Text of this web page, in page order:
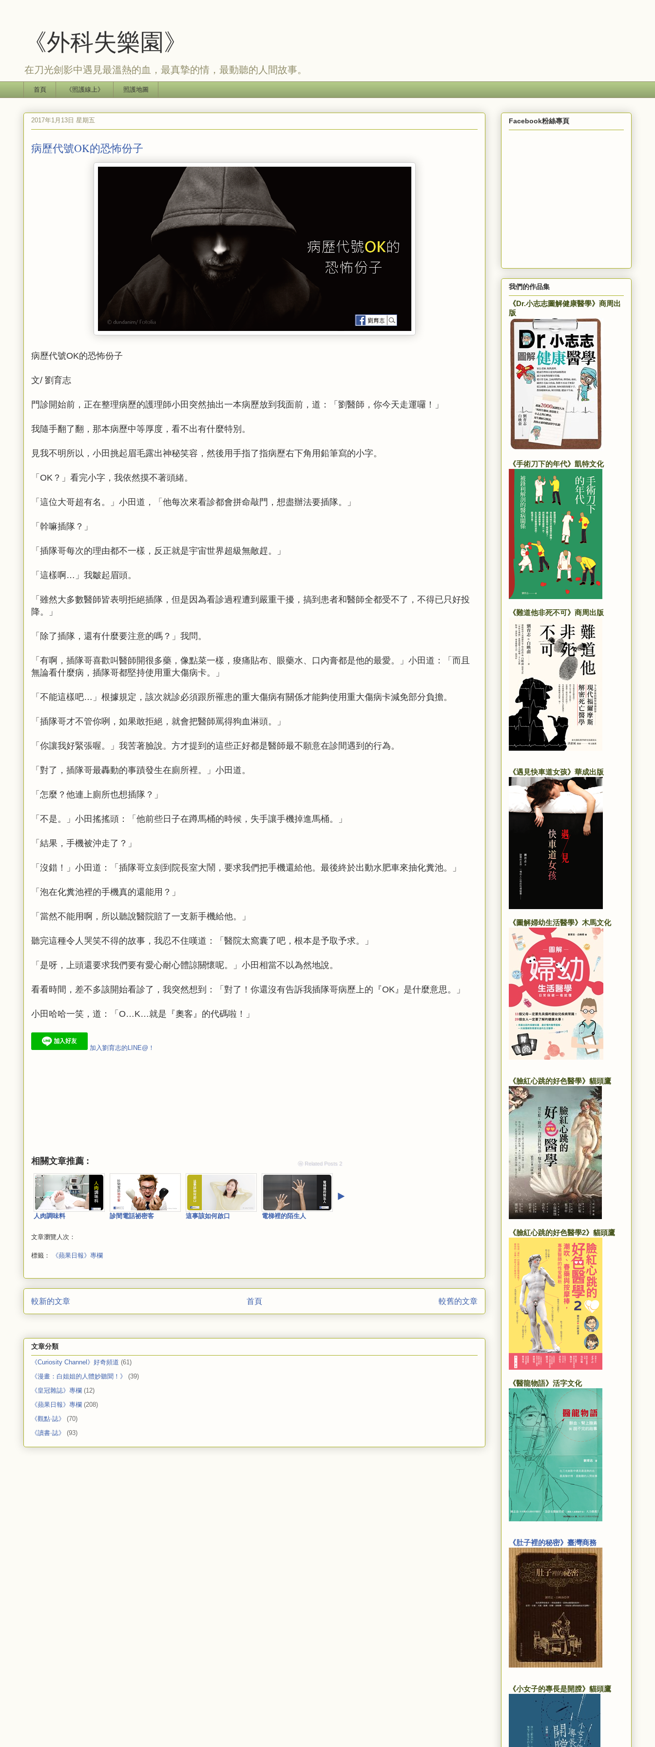
《外科失樂園》
在刀光劍影中遇見最溫熱的血，最真摯的情，最動聽的人間故事。
首頁 《照護線上》 照護地圖
2017年1月13日 星期五
病歷代號OK的恐怖份子
病歷代號OK的恐怖份子
文/ 劉育志
門診開始前，正在整理病歷的護理師小田突然抽出一本病歷放到我面前，道：「劉醫師，你今天走運囉！」
我隨手翻了翻，那本病歷中等厚度，看不出有什麼特別。
見我不明所以，小田挑起眉毛露出神秘笑容，然後用手指了指病歷右下角用鉛筆寫的小字。
「OK？」看完小字，我依然摸不著頭緒。
「這位大哥超有名。」小田道，「他每次來看診都會拼命敲門，想盡辦法要插隊。」
「幹嘛插隊？」
「插隊哥每次的理由都不一樣，反正就是宇宙世界超級無敵趕。」
「這樣啊…」我皺起眉頭。
「雖然大多數醫師皆表明拒絕插隊，但是因為看診過程遭到嚴重干擾，搞到患者和醫師全都受不了，不得已只好投
降。」
「除了插隊，還有什麼要注意的嗎？」我問。
「有啊，插隊哥喜歡叫醫師開很多藥，像點菜一樣，痠痛貼布、眼藥水、口內膏都是他的最愛。」小田道：「而且
無論看什麼病，插隊哥都堅持使用重大傷病卡。」
「不能這樣吧…」根據規定，該次就診必須跟所罹患的重大傷病有關係才能夠使用重大傷病卡減免部分負擔。
「插隊哥才不管你咧，如果敢拒絕，就會把醫師罵得狗血淋頭。」
「你讓我好緊張喔。」我苦著臉說。方才提到的這些正好都是醫師最不願意在診間遇到的行為。
「對了，插隊哥最轟動的事蹟發生在廁所裡。」小田道。
「怎麼？他連上廁所也想插隊？」
「不是。」小田搖搖頭：「他前些日子在蹲馬桶的時候，失手讓手機掉進馬桶。」
「結果，手機被沖走了？」
「沒錯！」小田道：「插隊哥立刻到院長室大鬧，要求我們把手機還給他。最後終於出動水肥車來抽化糞池。」
「泡在化糞池裡的手機真的還能用？」
「當然不能用啊，所以聽說醫院賠了一支新手機給他。」
聽完這種令人哭笑不得的故事，我忍不住嘆道：「醫院太窩囊了吧，根本是予取予求。」
「是呀，上頭還要求我們要有愛心耐心體諒關懷呢。」小田相當不以為然地說。
看看時間，差不多該開始看診了，我突然想到：「對了！你還沒有告訴我插隊哥病歷上的『OK』是什麼意思。」
小田哈哈一笑，道：「O…K…就是『奧客』的代碼啦！」
加入劉育志的LINE@！
相關文章推薦 : ⓦ Related Posts 2
人肉調味料 診間電話祕密客 這事該如何啟口 電梯裡的陌生人
‣
文章瀏覽人次：
標籤： 《蘋果日報》專欄
較新的文章 較舊的文章
首頁
文章分類
《Curiosity Channel》好奇頻道 (61)
《漫畫：白姐姐的人體妙聽聞！》
(39)
《皇冠雜誌》專欄 (12)
《蘋果日報》專欄 (208)
《觀點‧誌》
(70)
《讀書‧誌》
(93)
Facebook粉絲專頁
我們的作品集
《Dr.小志志圖解健康醫學》商周出
版
《手術刀下的年代》凱特文化
《難道他非死不可》商周出版
《遇見快車道女孩》華成出版
《圖解婦幼生活醫學》木馬文化
《臉紅心跳的好色醫學》貓頭鷹
《臉紅心跳的好色醫學2》貓頭鷹
《醫龍物語》活字文化
《肚子裡的秘密》臺灣商務
《小女子的專長是開膛》貓頭鷹